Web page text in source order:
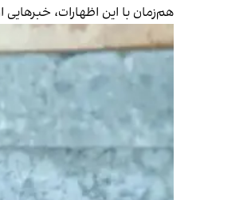
هم‌زمان با این اظهارات،